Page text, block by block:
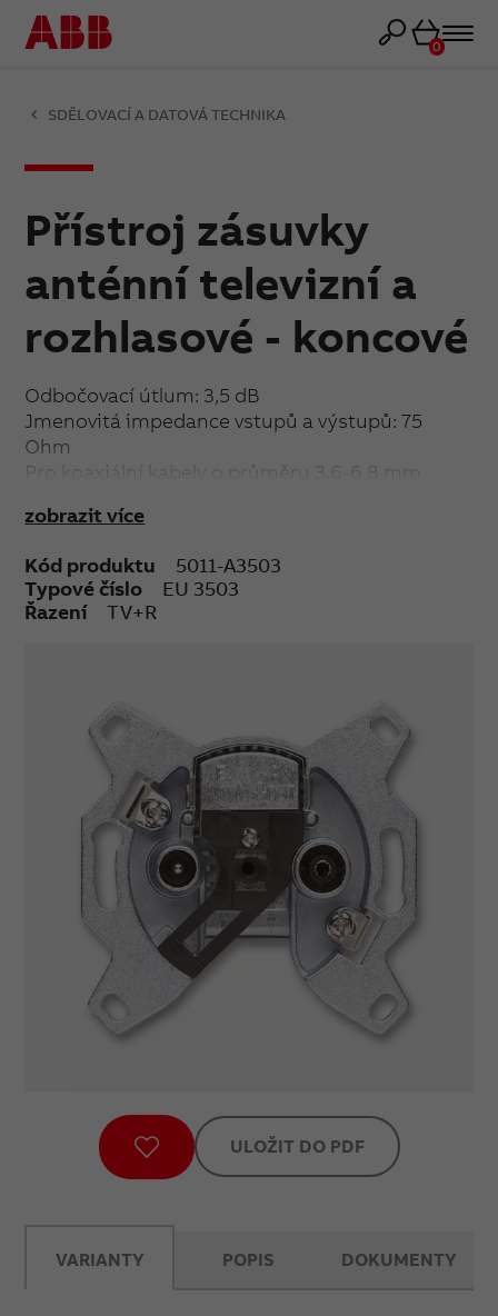
Košík
0
SDĚLOVACÍ A DATOVÁ TECHNIKA
Přístroj zásuvky
anténní televizní a
rozhlasové - koncové
Odbočovací útlum: 3,5 dB
Jmenovitá impedance vstupů a výstupů: 75
Ohm
Pro koaxiální kabely o průměru 3,6-6,8 mm
Upevnění šrouby nebo drápky.
zobrazit více
Kód produktu
5011-A3503
Typové číslo
EU 3503
Řazení
TV+R
ULOŽIT DO PDF
VARIANTY POPIS DOKUMENTY